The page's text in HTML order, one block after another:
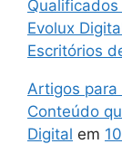
Evolux
Escritórios
Artigos
Conteúdo
Digital em